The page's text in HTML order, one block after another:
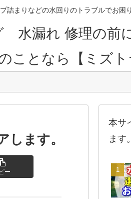
詰まりなどの水回りのトラブルでお困
水漏れ 修理の前
ことなら【ミズト
します。
ー
本サ
ます。